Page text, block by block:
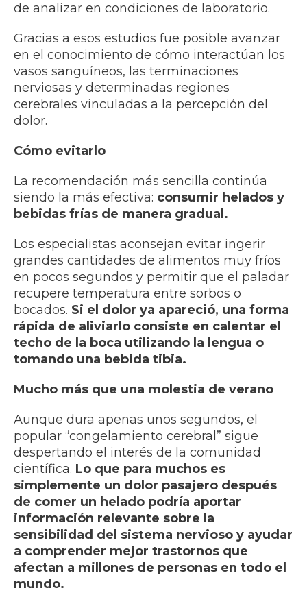
de analizar en condiciones de laboratorio.
Gracias a esos estudios fue posible avanzar
en el conocimiento de cómo interactúan los
vasos sanguíneos, las terminaciones
nerviosas y determinadas regiones
cerebrales vinculadas a la percepción del
dolor.
Cómo evitarlo
La recomendación más sencilla continúa
siendo la más efectiva: consumir helados y
bebidas frías de manera gradual.
Los especialistas aconsejan evitar ingerir
grandes cantidades de alimentos muy fríos
en pocos segundos y permitir que el paladar
recupere temperatura entre sorbos o
bocados. Si el dolor ya apareció, una forma
rápida de aliviarlo consiste en calentar el
techo de la boca utilizando la lengua o
tomando una bebida tibia.
Mucho más que una molestia de verano
Aunque dura apenas unos segundos, el
popular “congelamiento cerebral” sigue
despertando el interés de la comunidad
científica. Lo que para muchos es
simplemente un dolor pasajero después
de comer un helado podría aportar
información relevante sobre la
sensibilidad del sistema nervioso y ayudar
a comprender mejor trastornos que
afectan a millones de personas en todo el
mundo.